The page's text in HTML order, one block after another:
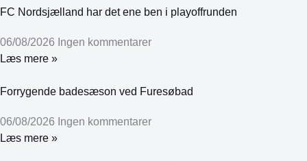
FC Nordsjælland har det ene ben i playoffrunden
06/08/2026 Ingen kommentarer
Læs mere »
Forrygende badesæson ved Furesøbad
06/08/2026 Ingen kommentarer
Læs mere »